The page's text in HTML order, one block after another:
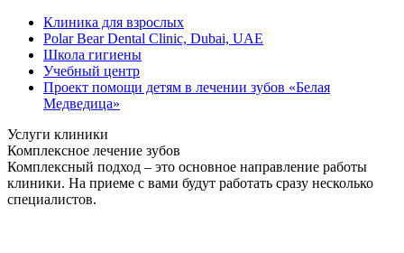
Клиника для взрослых
Polar Bear Dental Clinic, Dubai, UAE
Школа гигиены
Учебный центр
Проект помощи детям в лечении зубов «Белая
Медведица»
Услуги клиники
Комплексное лечение зубов
Комплексный подход – это основное направление работы
клиники. На приеме с вами будут работать сразу несколько
специалистов.